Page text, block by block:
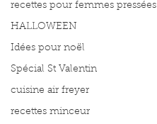
recettes pour femmes pressées
HALLOWEEN
Idées pour noël
Spécial St Valentin
cuisine air freyer
recettes minceur